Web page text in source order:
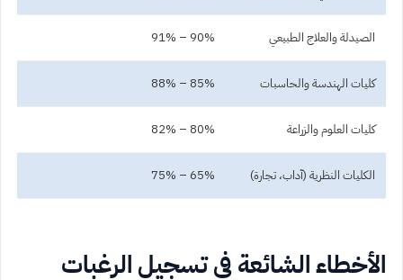
الصيدلة والعلاج الطبيعي 90% – 91%
كليات الهندسة والحاسبات 85% – 88%
كليات العلوم والزراعة 80% – 82%
الكليات النظرية (آداب، تجارة) 65% – 75%
الأخطاء الشائعة في تسجيل الرغبات